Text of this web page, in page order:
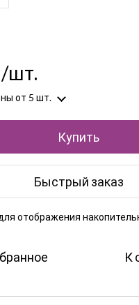
шт.
от 5 шт.
Купить
Быстрый заказ
отображения
К